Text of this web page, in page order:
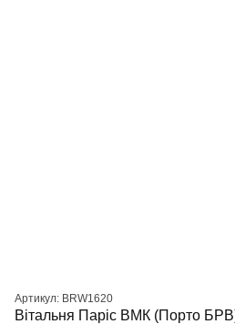
Артикул: BRW1620
Вітальня Паріс ВМК (Порто